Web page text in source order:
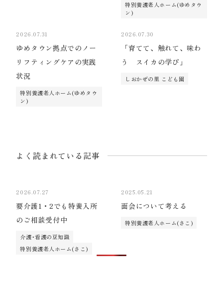
特別養護老人ホーム(ゆめタウ
ン)
2026.07.31
ゆめタウン拠点でのノー
リフティングケアの実践
状況
特別養護老人ホーム(ゆめタウ
ン)
2026.07.30
「育てて、触れて、味わ
う スイカの学び」
しおかぜの里 こども園
よく読まれている記事
2026.07.27
要介護1・2でも特養入所
のご相談受付中
介護･看護の豆知識
特別養護老人ホーム(さこ)
2025.05.21
面会について考える
特別養護老人ホーム(さこ)